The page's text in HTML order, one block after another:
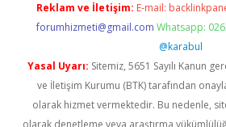
Reklam ve İletişim: E-mail:
forumhizmeti@gmail.com Whatsapp:
@karabul
Yasal Uyarı: Sitemiz, 5651 Sayılı Kanun
ve İletişim Kurumu (BTK) tarafından
olarak hizmet vermektedir. Bu nedenle,
olarak denetleme veya araştırma